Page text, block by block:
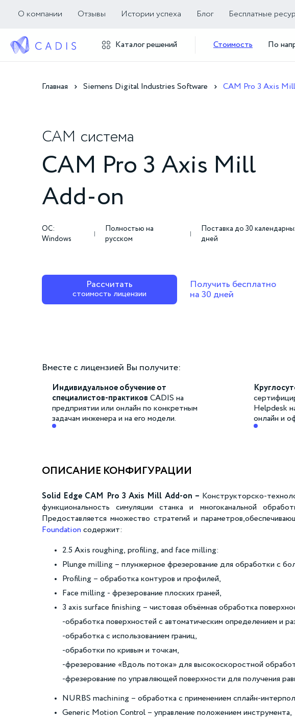
О компании Отзывы Истории успеха Блог Бесплатные
Каталог решений Стоимость По
Главная Siemens Digital Industries Software CAM Pro 3 Axis
CAM система
CAM Pro 3 Axis Mill
Add-on
ОС:
Windows
Полностью на
русском
Поставка до 30
дней
Рассчитать
стоимость лицензии
Получить бесплатно
на 30 дней
Вместе с лицензией Вы получите:
Индивидуальное обучение от
специалистов-практиков CADIS на
предприятии или онлайн по конкретным
задачам инженера и на его модели.
Helpdesk
онлайн и
ОПИСАНИЕ КОНФИГУРАЦИИ
Solid Edge CAM Pro 3 Axis Mill Add-on – Конструкторско-
функциональность симуляции станка и многоканальной
Предоставляется множество стратегий и
Foundation содержит:
2.5 Axis roughing, profiling, and face milling:
Plunge milling – плунжерное фрезерование для обработки с
Profiling – обработка контуров и профилей,
Face milling - фрезерование плоских граней,
3 axis surface finishing – чистовая объёмная обработка
-обработка поверхностей с автоматическим определением и
-обработка с использованием границ,
-обработки по кривым и точкам,
-фрезерование «Вдоль потока» для высокоскоростной
-фрезерование по управляющей поверхности для получения
NURBS machining – обработка с применением сплайн-
Generic Motion Control – управление положением инструмента,